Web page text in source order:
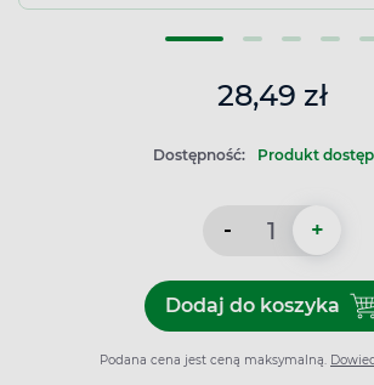
28,49 zł
Dostępność: Produkt
- +
Dodaj do koszyka
Dodaj do
Podana cena jest ceną maksymalną.